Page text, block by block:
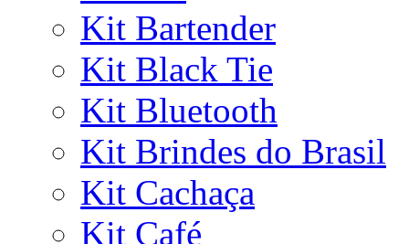
Kit Bartender
Kit Black Tie
Kit Bluetooth
Kit Brindes do Brasil
Kit Cachaça
Kit Café